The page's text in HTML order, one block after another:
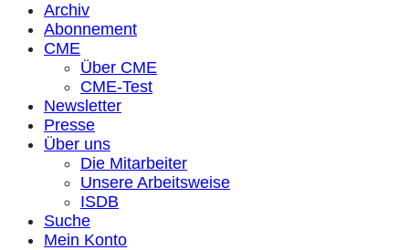
Archiv
Abonnement
CME
Über CME
CME-Test
Newsletter
Presse
Über uns
Die Mitarbeiter
Unsere Arbeitsweise
ISDB
Suche
Mein Konto